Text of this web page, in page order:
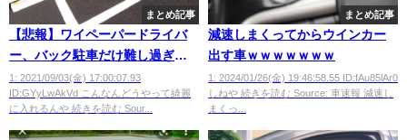
まとめ記事
【悲報】ワイペーパードライバ
ー、バック駐車だけ難し過ぎて
咽び泣くｗｗｗｗ
1: 2021/09/03(金) 17:00:07.93
ID:GYyLwAkVd こんなんどうやって綺麗
に入れるんや 続きを読む Sour...
まとめ記事
減速しまくってからウインカー
出す車ｗｗｗｗｗｗｗ
1: 2024/01/26(金) 19:46:58.55 ID:fAu85lAr0
しねや 続きを読む Source: 車速報 減速し
まくっ...